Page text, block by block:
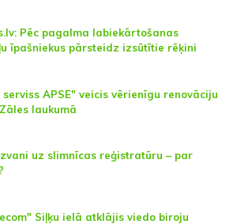
Pēc pagalma labiekārtošanas
īpašniekus pārsteidz izsūtītie rēķini
serviss APSE" veicis vērienīgu renovāciju
laukumā
uz slimnīcas reģistratūru – par
Siļķu ielā atklājis viedo biroju